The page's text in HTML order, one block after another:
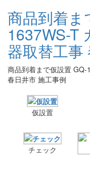
商品到着ま
1637WS-T
器取替工事
商品到着まで仮設置 GQ-
春日井市 施工事例
仮設置
チェック